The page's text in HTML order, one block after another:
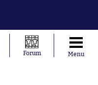
Forum Menu